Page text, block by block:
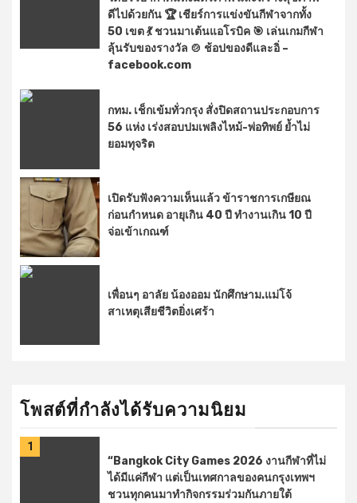
ดีไปด้วยกัน 🏆 เชียร์การแข่งขันกีฬาจากทั้ง
50 เขต 💃 ชวนมาเต้นแอโรบิค 🎯 เล่นเกมกีฬา
ลุ้นรับของรางวัล 🍲 ช้อปของดีและอิ่ –
facebook.com
กทม. เช็กเข้มทั่วกรุง สั่งปิดสถานประกอบการ
56 แห่ง เร่งสอบปมเพลิงไหม้-พ่อทิพย์ ย้ำไม่
ยอมทุจริต
เปิดรับฟังความเห็นแล้ว ข้าราชการเกษียณ
ก่อนกำหนด อายุเกิน 40 ปี ทำงานเกิน 10 ปี
จ่อเข้าเกณฑ์
เพื่อนๆ อาลัย น้องออม นักศึกษาม.แม่โจ้
สาเหตุเสียชีวิตยิ่งเศร้า
โพสต์ที่กำลังได้รับความนิยม
1
“Bangkok City Games 2026 งานกีฬาที่ไม่
ได้มีแค่กีฬา แต่เป็นเทศกาลของคนกรุงเทพฯ
ชวนทุกคนมาทำกิจกรรมร่วมกันภายใต้